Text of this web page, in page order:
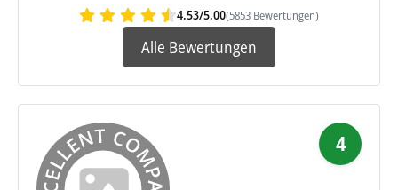
4.53/5.00(5853 Bewertungen)
Alle Bewertungen
4